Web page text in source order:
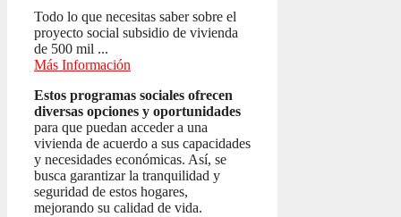
Todo lo que necesitas saber sobre el
proyecto social subsidio de vivienda
de 500 mil ...
Más Información
Estos programas sociales ofrecen
diversas opciones y oportunidades
para que puedan acceder a una
vivienda de acuerdo a sus capacidades
y necesidades económicas. Así, se
busca garantizar la tranquilidad y
seguridad de estos hogares,
mejorando su calidad de vida.